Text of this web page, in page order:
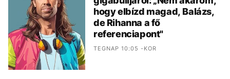
hogy elbízd magad, Balázs,
de Rihanna a fő
referenciapont"
TEGNAP 10:05 -KOR